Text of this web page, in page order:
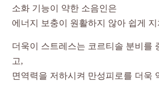
소화 기능이 약한 소음인은
에너지 보충이 원활하지 않아 쉽게
더욱이 스트레스는 코르티솔 분비를
고,
면역력을 저하시켜 만성피로를 더욱